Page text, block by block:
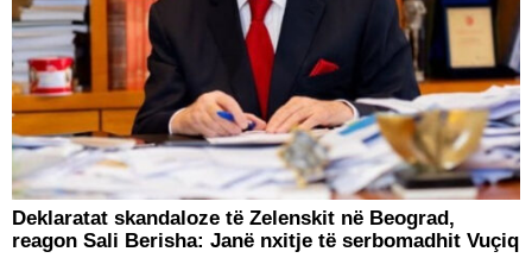
Deklaratat skandaloze të Zelenskit në Beograd,
reagon Sali Berisha: Janë nxitje të serbomadhit Vuçiq